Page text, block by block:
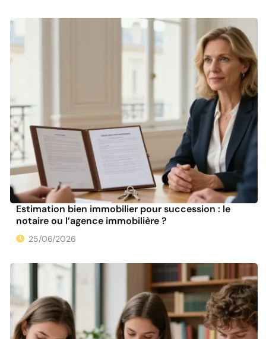
Estimation bien immobilier pour succession : le
notaire ou l’agence immobilière ?
25/06/2026